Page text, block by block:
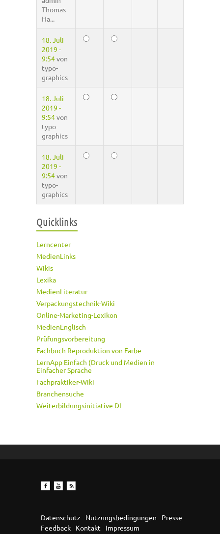
Thomas
Ha...
18. Juli
2019 -
9:54von
typo-
graphics
18. Juli
2019 -
9:54von
typo-
graphics
18. Juli
2019 -
9:54von
typo-
graphics
Quicklinks
Lerncenter
MedienLinks
Wikis
Lexika
MedienLiteratur
Verpackungstechnik-Wiki
Online-Marketing-Lexikon
MedienEnglisch
Prüfungsvorbereitung
Fachbuch Reproduktion von Farbe
LernApp Einfach (Druck und Medien in
Einfacher Sprache
Fachpraktiker-Wiki
Branchensuche
Weiterbildungsinitiative DI
Datenschutz Nutzungsbedingungen
Presse
Feedback
Kontakt Impressum